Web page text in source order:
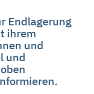
Endlagerung
ihrem
und
und